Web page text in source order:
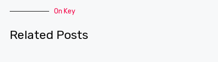
On Key
Related Posts